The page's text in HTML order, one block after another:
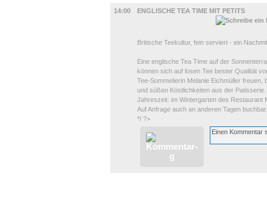
14:00
ENGLISCHE TEA TIME MIT PETITS
Britische Teekultur, fein serviert - ein
Eine englische Tea Time auf der
können sich auf losen Tee bester Qualität
Tee-Sommelierin Melanie Eichmüller
und süßen Köstlichkeiten aus der
Jahreszeit: im Wintergarten des Restaurant
Auf Anfrage auch an anderen Tagen buchbar.
*/ ?>